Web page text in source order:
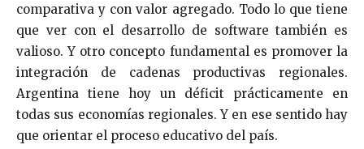
comparativa y con valor agregado. Todo lo que tiene
que ver con el desarrollo de software también es
valioso. Y otro concepto fundamental es promover la
integración de cadenas productivas regionales.
Argentina tiene hoy un déficit prácticamente en
todas sus economías regionales. Y en ese sentido hay
que orientar el proceso educativo del país.